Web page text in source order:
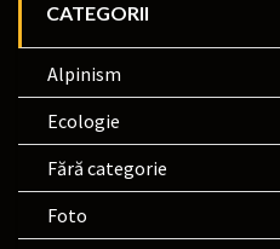
CATEGORII
Alpinism
Ecologie
Fără categorie
Foto